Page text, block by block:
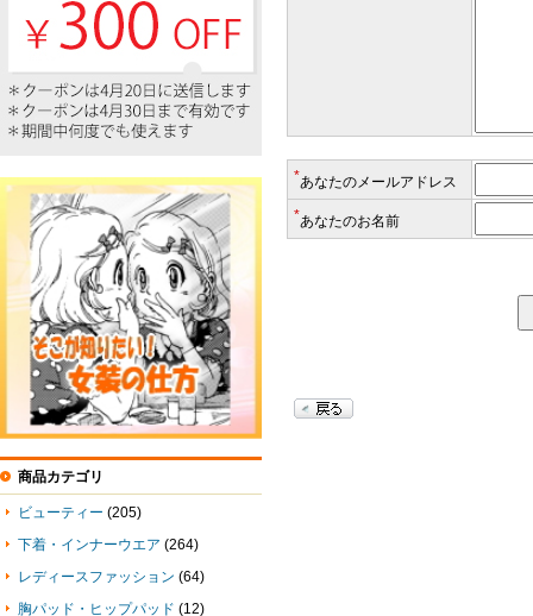
*あなたのメールアドレス
*あなたのお名前
商品カテゴリ
ビューティー (205)
下着・インナーウエア (264)
レディースファッション (64)
胸パッド・ヒップパッド (12)